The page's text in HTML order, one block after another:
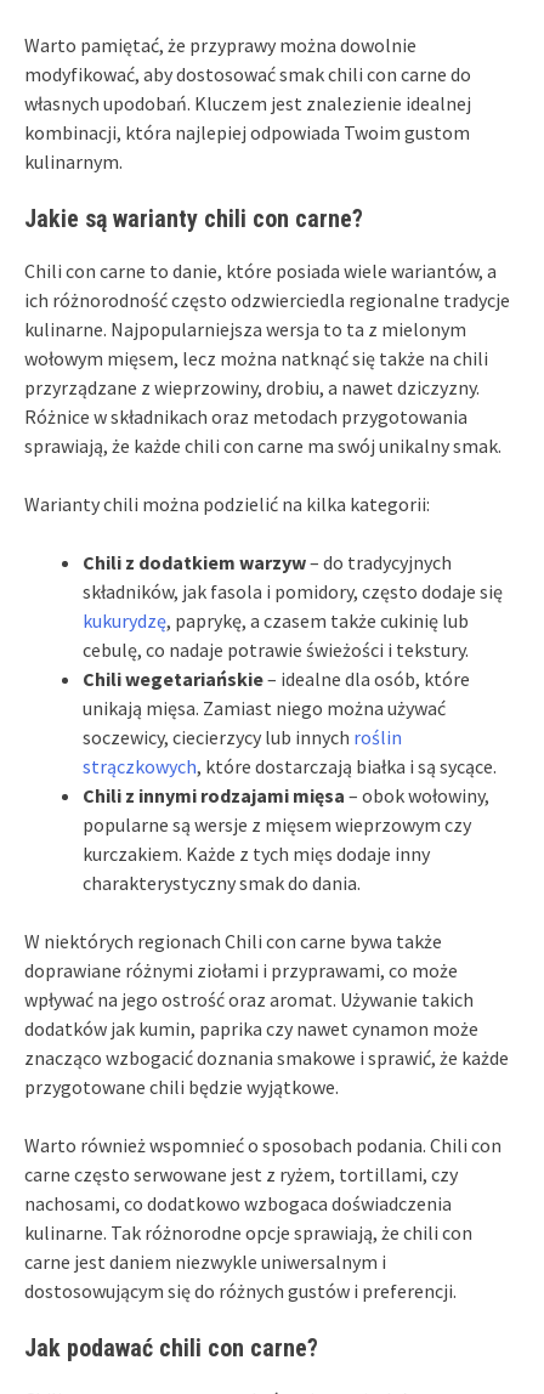
Warto pamiętać, że przyprawy można dowolnie
modyfikować, aby dostosować smak chili con carne do
własnych upodobań. Kluczem jest znalezienie idealnej
kombinacji, która najlepiej odpowiada Twoim gustom
kulinarnym.
Jakie są warianty chili con carne?
Chili con carne to danie, które posiada wiele wariantów, a
ich różnorodność często odzwierciedla regionalne tradycje
kulinarne. Najpopularniejsza wersja to ta z mielonym
wołowym mięsem, lecz można natknąć się także na chili
przyrządzane z wieprzowiny, drobiu, a nawet dziczyzny.
Różnice w składnikach oraz metodach przygotowania
sprawiają, że każde chili con carne ma swój unikalny smak.
Warianty chili można podzielić na kilka kategorii:
Chili z dodatkiem warzyw– do tradycyjnych
składników, jak fasola i pomidory, często dodaje się
kukurydzę, paprykę, a czasem także cukinię lub
cebulę, co nadaje potrawie świeżości i tekstury.
Chili wegetariańskie– idealne dla osób, które
unikają mięsa. Zamiast niego można używać
soczewicy, ciecierzycy lub innych roślin
strączkowych, które dostarczają białka i są sycące.
Chili z innymi rodzajami mięsa – obok wołowiny,
popularne są wersje z mięsem wieprzowym czy
kurczakiem. Każde z tych mięs dodaje inny
charakterystyczny smak do dania.
W niektórych regionach Chili con carne bywa także
doprawiane różnymi ziołami i przyprawami, co może
wpływać na jego ostrość oraz aromat. Używanie takich
dodatków jak kumin, paprika czy nawet cynamon może
znacząco wzbogacić doznania smakowe i sprawić, że każde
przygotowane chili będzie wyjątkowe.
Warto również wspomnieć o sposobach podania. Chili con
carne często serwowane jest z ryżem, tortillami, czy
nachosami, co dodatkowo wzbogaca doświadczenia
kulinarne. Tak różnorodne opcje sprawiają, że chili con
carne jest daniem niezwykle uniwersalnym i
dostosowującym się do różnych gustów i preferencji.
Jak podawać chili con carne?